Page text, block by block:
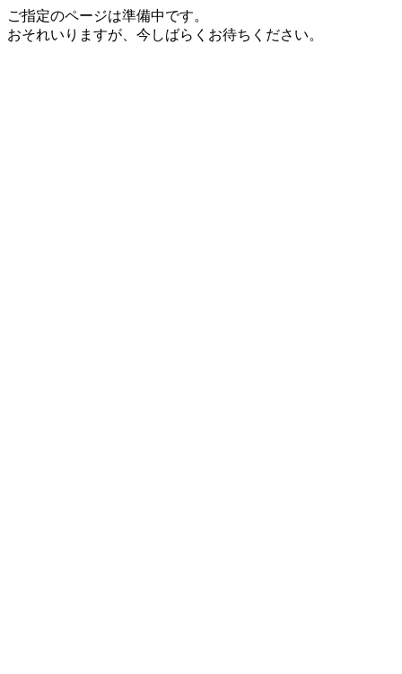
ご指定のページは準備中です。
おそれいりますが、今しばらくお待ちください。